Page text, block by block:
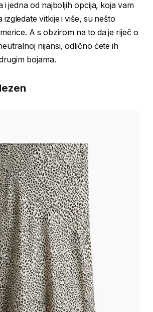
i jedna od najboljih opcija, koja vam
izgledate vitkije i više, su nešto
A s obzirom na to da je riječ o
nijansi, odlično ćete ih
bojama.